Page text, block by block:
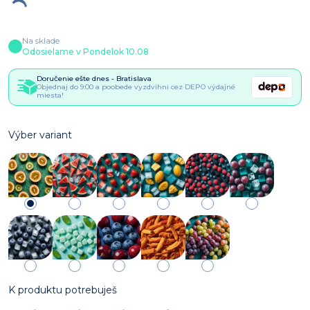
Na sklade
Odosielame v Pondelok 10.08
Doručenie ešte dnes - Bratislava
Objednaj do 9:00 a poobede vyzdvihni cez DEPO výdajné
miesta!
Výber variant
K produktu potrebuješ